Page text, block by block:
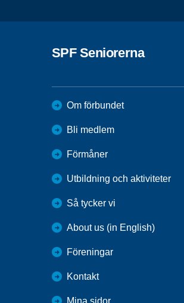
SPF Seniorerna
Om förbundet
Bli medlem
Förmåner
Utbildning och aktiviteter
Så tycker vi
About us (in English)
Föreningar
Kontakt
Mina sidor